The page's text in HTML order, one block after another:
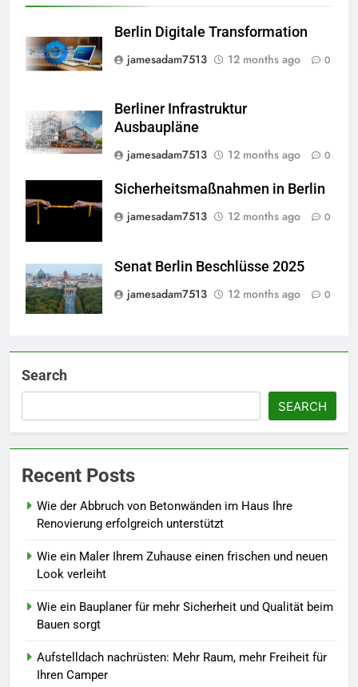
Berlin Digitale Transformation
jamesadam7513
12 months ago 0
Berliner Infrastruktur
Ausbaupläne
jamesadam7513
12 months ago 0
Sicherheitsmaßnahmen in Berlin
jamesadam7513
12 months ago 0
Senat Berlin Beschlüsse 2025
jamesadam7513
12 months ago 0
Search
SEARCH
Recent Posts
Wie der Abbruch von Betonwänden im Haus Ihre
Renovierung erfolgreich unterstützt
Wie ein Maler Ihrem Zuhause einen frischen und neuen
Look verleiht
Wie ein Bauplaner für mehr Sicherheit und Qualität beim
Bauen sorgt
Aufstelldach nachrüsten: Mehr Raum, mehr Freiheit für
Ihren Camper